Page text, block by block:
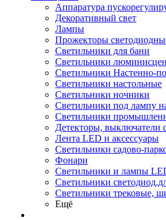
Аппаратура
Декоративный свет
Лампы
Прожекторы
Светильники для бани
Светильники
Светильники Настенно-
Светильники настольные
Светильники ночники
Светильники под лампу
Светильники
Детекторы, выключатели
Лента LED и аксессуары
Светильники садово-
Фонари
Светильники и лампы
Светильники
Светильники трековые,
Ещё